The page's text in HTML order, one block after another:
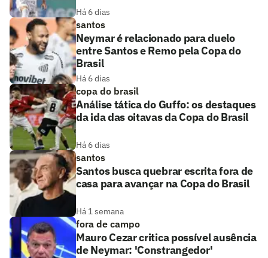
Há 6 dias
santos
Neymar é relacionado para duelo
entre Santos e Remo pela Copa do
Brasil
Há 6 dias
copa do brasil
Análise tática do Guffo: os destaques
da ida das oitavas da Copa do Brasil
Há 6 dias
santos
Santos busca quebrar escrita fora de
casa para avançar na Copa do Brasil
Há 1 semana
fora de campo
Mauro Cezar critica possível ausência
de Neymar: 'Constrangedor'